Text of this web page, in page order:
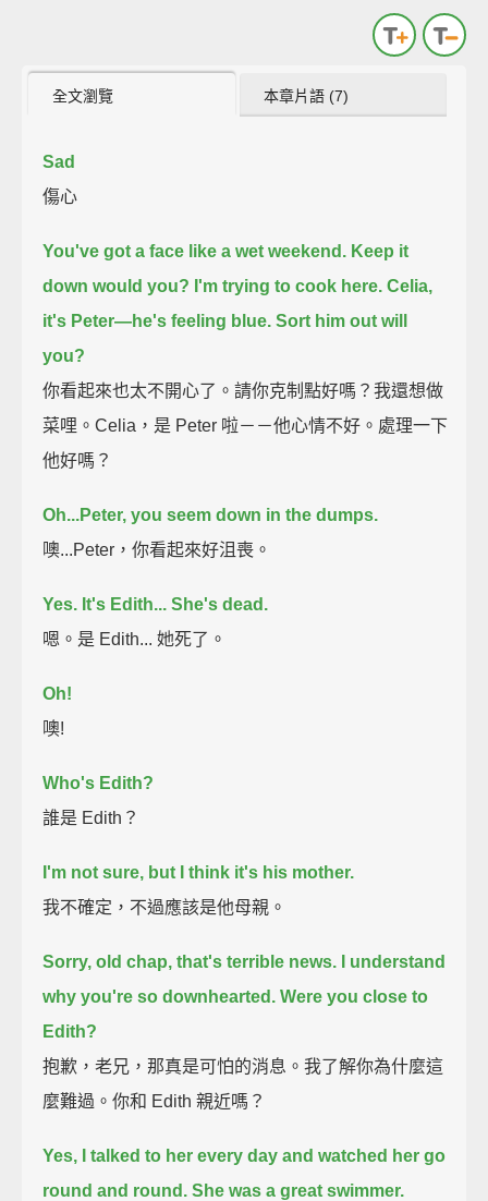
全文瀏覽 本章片語 (7)
Sad
傷心
You've got a face like a wet weekend. Keep it
down would you? I'm trying to cook here. Celia,
it's Peter—he's feeling blue. Sort him out will
you?
你看起來也太不開心了。請你克制點好嗎？我還想做
菜哩。Celia，是 Peter 啦－－他心情不好。處理一下
他好嗎？
Oh...Peter, you seem down in the dumps.
噢...Peter，你看起來好沮喪。
Yes. It's Edith... She's dead.
嗯。是 Edith... 她死了。
Oh!
噢!
Who's Edith?
誰是 Edith？
I'm not sure, but I think it's his mother.
我不確定，不過應該是他母親。
Sorry, old chap, that's terrible news.
I understand
why you're so downhearted. Were you close to
Edith?
抱歉，老兄，那真是可怕的消息。我了解你為什麼這
麼難過。你和 Edith 親近嗎？
Yes, I talked to her every day and watched her go
round and round. She was a great swimmer.